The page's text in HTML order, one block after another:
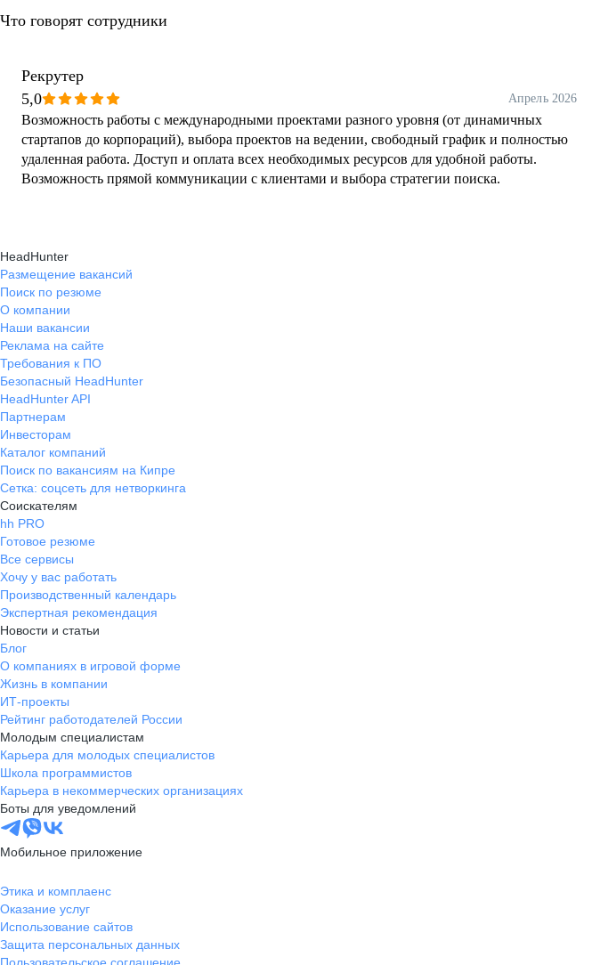
Что говорят сотрудники
Рекрутер
5,0
Апрель 2026
Возможность работы с международными проектами разного уровня (от динамичных
стартапов до корпораций), выбора проектов на ведении, свободный график и полностью
удаленная работа. Доступ и оплата всех необходимых ресурсов для удобной работы.
Возможность прямой коммуникации с клиентами и выбора стратегии поиска.
HeadHunter
Размещение вакансий
Поиск по резюме
О компании
Наши вакансии
Реклама на сайте
Требования к ПО
Безопасный HeadHunter
HeadHunter API
Партнерам
Инвесторам
Каталог компаний
Поиск по вакансиям на Кипре
Сетка: соцсеть для нетворкинга
Соискателям
hh PRO
Готовое резюме
Все сервисы
Хочу у вас работать
Производственный календарь
Экспертная рекомендация
Новости и статьи
Блог
О компаниях в игровой форме
Жизнь в компании
ИТ-проекты
Рейтинг работодателей России
Молодым специалистам
Карьера для молодых специалистов
Школа программистов
Карьера в некоммерческих организациях
Боты для уведомлений
Мобильное приложение
Этика и комплаенс
Оказание услуг
Использование сайтов
Защита персональных данных